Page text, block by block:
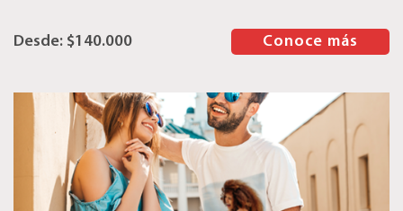
$140.000 Conoce más